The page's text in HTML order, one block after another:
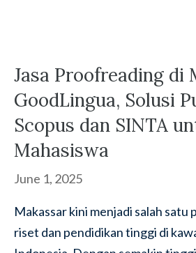
Jasa Proofreading di
GoodLingua, Solusi
Scopus dan SINTA
Mahasiswa
June 1, 2025
Makassar kini menjadi salah
riset dan pendidikan tinggi di